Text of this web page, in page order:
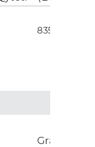
835.00
Grant